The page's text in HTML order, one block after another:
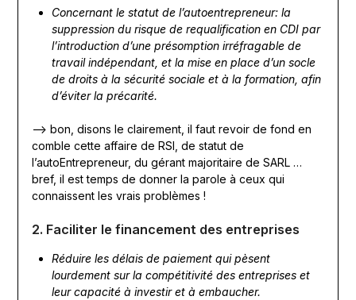
Concernant le statut de l’autoentrepreneur: la
suppression du risque de requalification en CDI par
l’introduction d’une présomption irréfragable de
travail indépendant, et la mise en place d’un socle
de droits à la sécurité sociale et à la formation, afin
d’éviter la précarité.
—> bon, disons le clairement, il faut revoir de fond en
comble cette affaire de RSI, de statut de
l’autoEntrepreneur, du gérant majoritaire de SARL …
bref, il est temps de donner la parole à ceux qui
connaissent les vrais problèmes !
2. Faciliter le financement des entreprises
Réduire les délais de paiement qui pèsent
lourdement sur la compétitivité des entreprises et
leur capacité à investir et à embaucher.